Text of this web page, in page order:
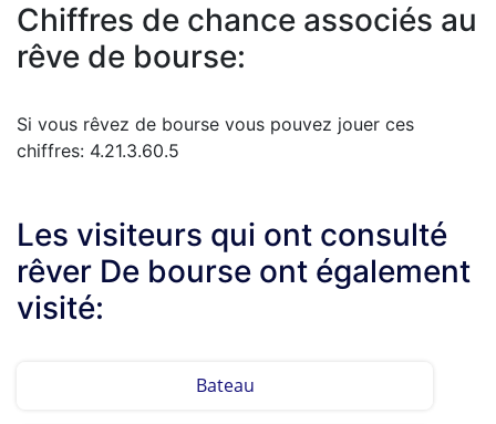
Chiffres de chance associés au
rêve de bourse:
Si vous rêvez de bourse vous pouvez jouer ces
chiffres: 4.21.3.60.5
Les visiteurs qui ont consulté
rêver De bourse ont également
visité:
Bateau